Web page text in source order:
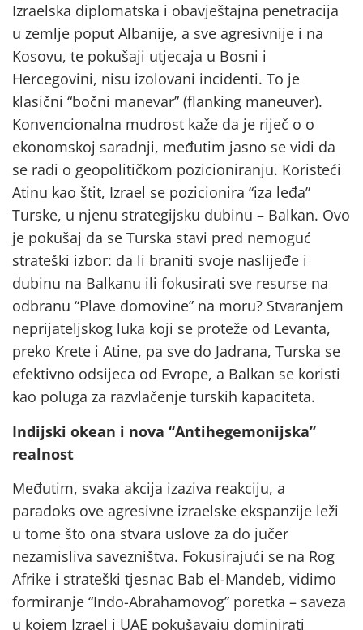
Izraelska diplomatska i obavještajna penetracija
u zemlje poput Albanije, a sve agresivnije i na
Kosovu, te pokušaji utjecaja u Bosni i
Hercegovini, nisu izolovani incidenti. To je
klasični “bočni manevar” (flanking maneuver).
Konvencionalna mudrost kaže da je riječ o o
ekonomskoj saradnji, međutim jasno se vidi da
se radi o geopolitičkom pozicioniranju. Koristeći
Atinu kao štit, Izrael se pozicionira “iza leđa”
Turske, u njenu strategijsku dubinu – Balkan. Ovo
je pokušaj da se Turska stavi pred nemoguć
strateški izbor: da li braniti svoje naslijeđe i
dubinu na Balkanu ili fokusirati sve resurse na
odbranu “Plave domovine” na moru? Stvaranjem
neprijateljskog luka koji se proteže od Levanta,
preko Krete i Atine, pa sve do Jadrana, Turska se
efektivno odsijeca od Evrope, a Balkan se koristi
kao poluga za razvlačenje turskih kapaciteta.
Indijski okean i nova “Antihegemonijska”
realnost
Međutim, svaka akcija izaziva reakciju, a
paradoks ove agresivne izraelske ekspanzije leži
u tome što ona stvara uslove za do jučer
nezamisliva savezništva. Fokusirajući se na Rog
Afrike i strateški tjesnac Bab el-Mandeb, vidimo
formiranje “Indo-Abrahamovog” poretka – saveza
u kojem Izrael i UAE pokušavaju dominirati